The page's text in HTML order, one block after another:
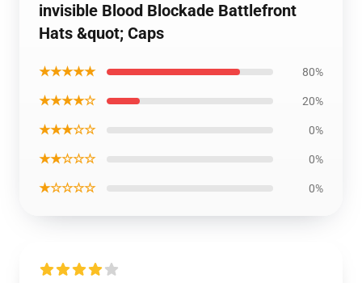
invisible Blood Blockade Battlefront
Hats &quot; Caps
★★★★★ 80%
★★★★☆ 20%
★★★☆☆ 0%
★★☆☆☆ 0%
★☆☆☆☆ 0%